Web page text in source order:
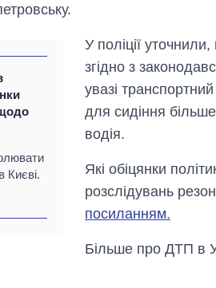
Києві.
У поліції
згідно з
увазі
для сидіння
водія.
Які обіцянки
розслідувань
посиланням.
Більше про ДТП в